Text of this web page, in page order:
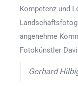
Kompetenz und
angenehme
Fotokünstler
Gerhard